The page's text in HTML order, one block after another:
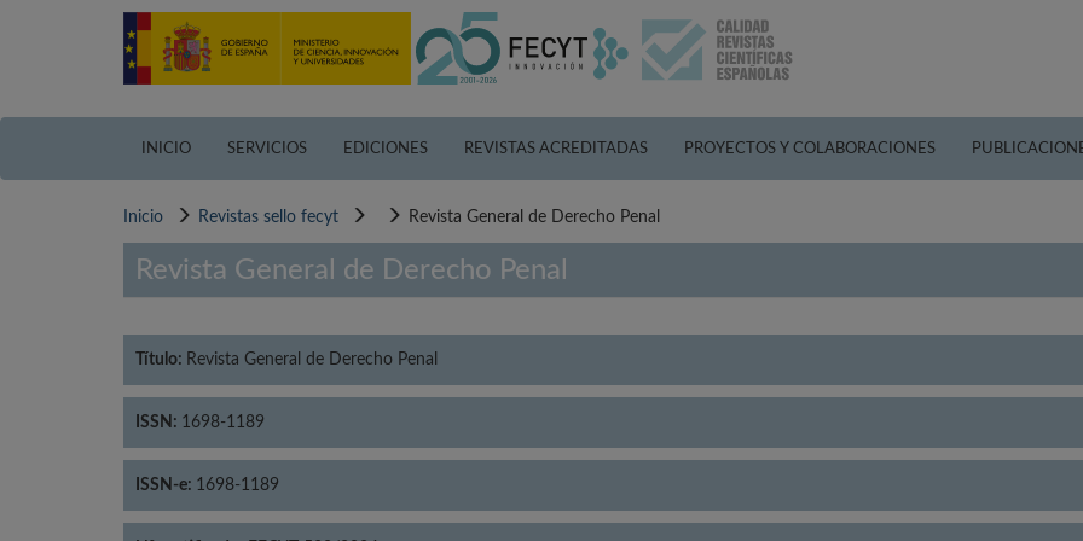
INICIO SERVICIOS EDICIONES REVISTAS ACREDITADAS PROYECTOS Y COLABORACIONES
Inicio Revistas sello fecyt Revista General de Derecho Penal
Revista General de Derecho Penal
Título: Revista General de Derecho Penal
ISSN: 1698-1189
ISSN-e: 1698-1189